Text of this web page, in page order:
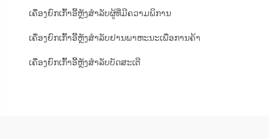
ເຄື່ອງຍົກເກົ້າອີ້ຫຼັງສຳລັບຜູ້ທີ່ມີຄວາມພິການ
ເຄື່ອງຍົກເກົ້າອີ້ຫຼັງສຳລັບຢານພາຫະນະເພື່ອການຄ້າ
ເຄື່ອງຍົກເກົ້າອີ້ຫຼັງສຳລັບບັດສະເຕີ